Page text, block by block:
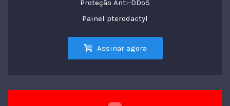
Proteção Anti-DDoS
Painel pterodactyl
Assinar agora